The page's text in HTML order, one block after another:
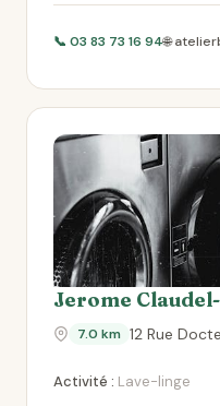
📞 03 83 73 16 94🌐
Jerome
7.0 km 12 Rue
Activité : Lave-linge